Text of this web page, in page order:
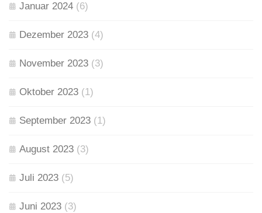
Januar 2024 (6)
Dezember 2023 (4)
November 2023 (3)
Oktober 2023 (1)
September 2023 (1)
August 2023 (3)
Juli 2023 (5)
Juni 2023 (3)